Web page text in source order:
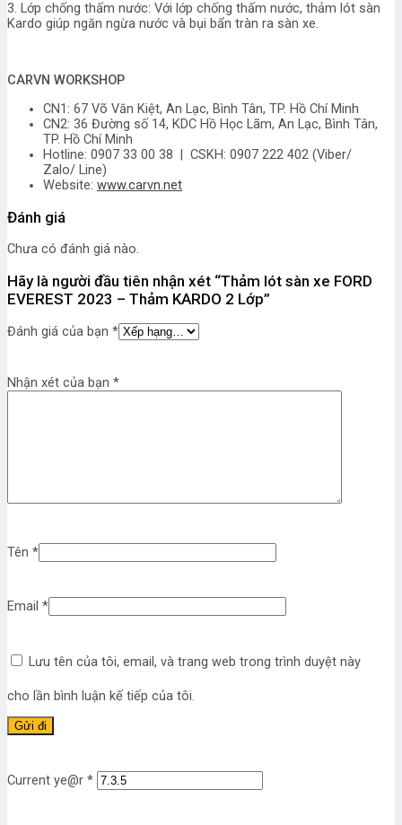
3. Lớp chống thấm nước: Với lớp chống thấm nước, thảm lót sàn
Kardo giúp ngăn ngừa nước và bụi bẩn tràn ra sàn xe.
CARVN WORKSHOP
CN1: 67 Võ Văn Kiệt, An Lạc, Bình Tân, TP. Hồ Chí Minh
CN2: 36 Đường số 14, KDC Hồ Học Lãm, An Lạc, Bình Tân,
TP. Hồ Chí Minh
Hotline: 0907 33 00 38 | CSKH: 0907 222 402 (Viber/
Zalo/ Line)
Website: www.carvn.net
Đánh giá
Chưa có đánh giá nào.
Hãy là người đầu tiên nhận xét “Thảm lót sàn xe FORD
EVEREST 2023 – Thảm KARDO 2 Lớp”
Đánh giá của bạn *
Nhận xét của bạn *
Tên *
Email *
Lưu tên của tôi, email, và trang web trong trình duyệt này
cho lần bình luận kế tiếp của tôi.
Current ye@r *